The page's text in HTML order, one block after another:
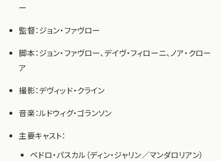
ー
監督：ジョン・ファヴロー
脚本：ジョン・ファヴロー、デイヴ・フィローニ、ノア・クロー
ア
撮影：デヴィッド・クライン
音楽：ルドウィグ・ゴランソン
主要キャスト：
ペドロ・パスカル（ディン・ジャリン／マンダロリアン）